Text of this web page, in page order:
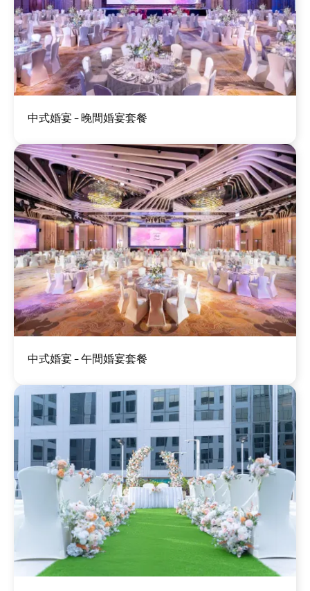
中式婚宴 - 晚間婚宴套餐
中式婚宴 - 午間婚宴套餐